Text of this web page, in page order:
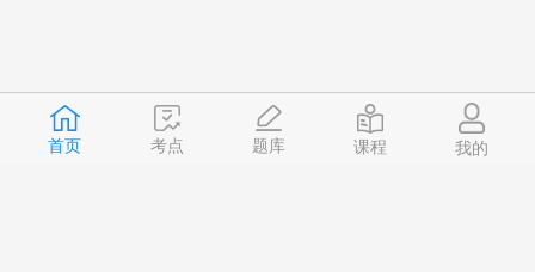
首页 考点 题库 课程 我的